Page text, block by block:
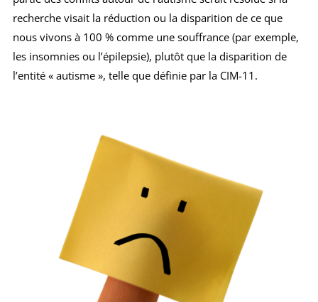
recherche visait la réduction ou la disparition de ce que
nous vivons à 100 % comme une souffrance (par exemple,
les insomnies ou l’épilepsie), plutôt que la disparition de
l’entité « autisme », telle que définie par la CIM-11.